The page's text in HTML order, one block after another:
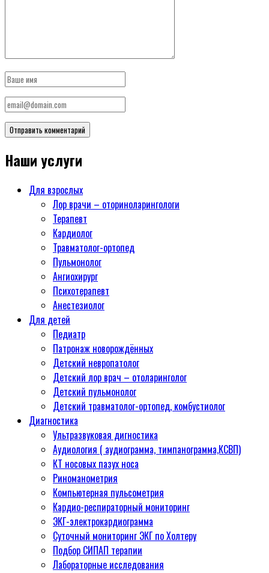
Наши услуги
Для взрослых
Лор врачи – оториноларингологи
Терапевт
Кардиолог
Травматолог-ортопед
Пульмонолог
Ангиохирург
Психотерапевт
Aнестезиолог
Для детей
Педиатр
Патронаж новорождённых
Детский невропатолог
Детский лор врач – отоларинголог
Детский пульмонолог
Детский травматолог-ортопед, комбустиолог
Диагностика
Ультразвуковая дигностика
Аудиология ( аудиограмма, тимпанограмма,КСВП)
КТ носовых пазух носа
Риноманометрия
Компьютерная пульсометрия
Кардио-респираторный мониторинг
ЭКГ-электрокардиограмма
Суточный мониторинг ЭКГ по Холтеру
Подбор СИПАП терапии
Лабораторные исследования